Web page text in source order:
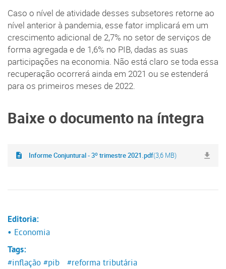
Caso o nível de atividade desses subsetores retorne ao
nível anterior à pandemia, esse fator implicará em um
crescimento adicional de 2,7% no setor de serviços de
forma agregada e de 1,6% no PIB, dadas as suas
participações na economia. Não está claro se toda essa
recuperação ocorrerá ainda em 2021 ou se estenderá
para os primeiros meses de 2022.
Baixe o documento na íntegra
Informe Conjuntural - 3º trimestre 2021.pdf(3,6 MB)
Editoria:
• Economia
Tags:
#inflação #pib
#reforma tributária